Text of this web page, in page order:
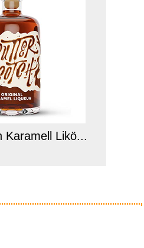
Karamell Likö...